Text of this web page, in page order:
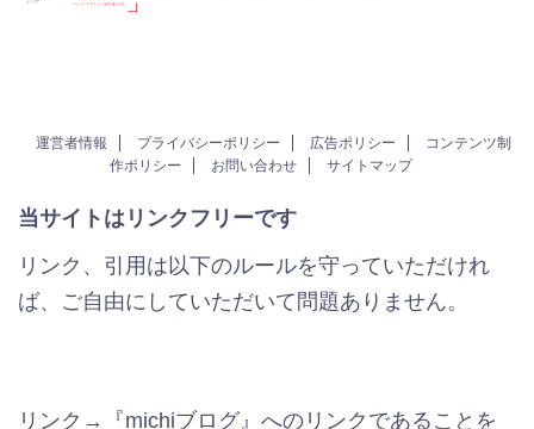
運営者情報 プライバシーポリシー 広告ポリシー
コンテンツ制
作ポリシー
お問い合わせ サイトマップ
当サイトはリンクフリーです
リンク、引用は以下のルールを守っていただけれ
ば、ご自由にしていただいて問題ありません。
リンク→『michiブログ』へのリンクであることを